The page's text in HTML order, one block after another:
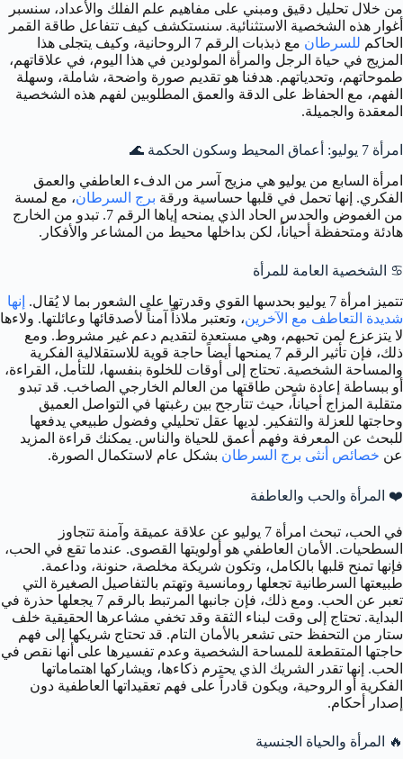
من خلال تحليل دقيق ومبني على مفاهيم علم الفلك والأعداد، سنسبر
أغوار هذه الشخصية الاستثنائية. سنستكشف كيف تتفاعل طاقة القمر
الحاكم للسرطان
مع ذبذبات الرقم 7 الروحانية، وكيف يتجلى هذا
المزيج في حياة الرجل والمرأة المولودين في هذا اليوم، في علاقاتهم،
طموحاتهم، وتحدياتهم. هدفنا هو تقديم صورة واضحة، شاملة، وسهلة
الفهم، مع الحفاظ على الدقة والعمق المطلوبين لفهم هذه الشخصية
المعقدة والجميلة.
امرأة 7 يوليو: أعماق المحيط وسكون الحكمة
🌊
امرأة السابع من يوليو هي مزيج آسر من الدفء العاطفي والعمق
الفكري. إنها تحمل في قلبها حساسية ورقة برج السرطان، مع لمسة
من الغموض والحدس الحاد الذي يمنحه إياها الرقم 7. تبدو من الخارج
هادئة ومتحفظة أحياناً، لكن بداخلها محيط من المشاعر والأفكار.
♋️ الشخصية العامة للمرأة
تتميز امرأة 7 يوليو بحدسها القوي وقدرتها على الشعور بما لا يُقال.
إنها
شديدة التعاطف مع الآخرين، وتعتبر ملاذاً آمناً لأصدقائها وعائلتها. ولاءها
لا يتزعزع لمن تحبهم، وهي مستعدة لتقديم دعم غير مشروط. ومع
ذلك، فإن تأثير الرقم 7 يمنحها أيضاً حاجة قوية للاستقلالية الفكرية
والمساحة الشخصية. تحتاج إلى أوقات للخلوة بنفسها، للتأمل، القراءة،
أو ببساطة إعادة شحن طاقتها من العالم الخارجي الصاخب. قد تبدو
متقلبة المزاج أحياناً، حيث تتأرجح بين رغبتها في التواصل العميق
وحاجتها للعزلة والتفكير. لديها عقل تحليلي وفضول طبيعي يدفعها
للبحث عن المعرفة وفهم أعمق للحياة والناس. يمكنك قراءة المزيد
عن خصائص أنثى برج السرطان بشكل عام لاستكمال الصورة.
❤️ المرأة والحب والعاطفة
في الحب، تبحث امرأة 7 يوليو عن علاقة عميقة وآمنة تتجاوز
السطحيات. الأمان العاطفي هو أولويتها القصوى. عندما تقع في الحب،
فإنها تمنح قلبها بالكامل، وتكون شريكة مخلصة، حنونة، وداعمة.
طبيعتها السرطانية تجعلها رومانسية وتهتم بالتفاصيل الصغيرة التي
تعبر عن الحب. ومع ذلك، فإن جانبها المرتبط بالرقم 7 يجعلها حذرة في
البداية. تحتاج إلى وقت لبناء الثقة وقد تخفي مشاعرها الحقيقية خلف
ستار من التحفظ حتى تشعر بالأمان التام. قد تحتاج شريكها إلى فهم
حاجتها المتقطعة للمساحة الشخصية وعدم تفسيرها على أنها نقص في
الحب. إنها تقدر الشريك الذي يحترم ذكاءها، ويشاركها اهتماماتها
الفكرية أو الروحية، ويكون قادراً على فهم تعقيداتها العاطفية دون
إصدار أحكام.
🔥
المرأة والحياة الجنسية